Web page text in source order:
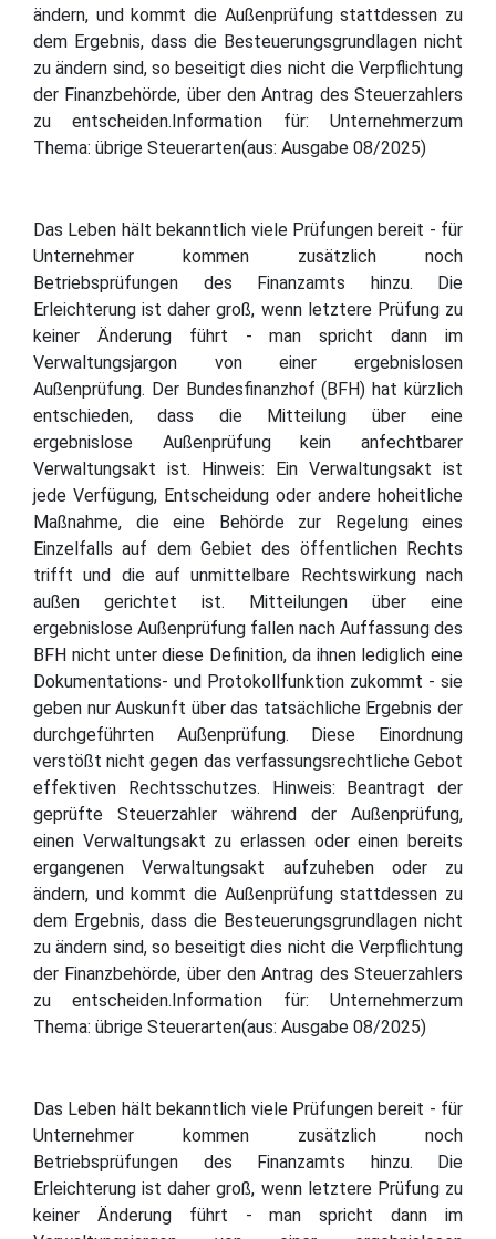
ändern, und kommt die Außenprüfung stattdessen zu
dem Ergebnis, dass die Besteuerungsgrundlagen nicht
zu ändern sind, so beseitigt dies nicht die Verpflichtung
der Finanzbehörde, über den Antrag des Steuerzahlers
zu entscheiden.Information für: Unternehmerzum
Thema: übrige Steuerarten(aus: Ausgabe 08/2025)
Das Leben hält bekanntlich viele Prüfungen bereit - für
Unternehmer kommen zusätzlich noch
Betriebsprüfungen des Finanzamts hinzu. Die
Erleichterung ist daher groß, wenn letztere Prüfung zu
keiner Änderung führt - man spricht dann im
Verwaltungsjargon von einer ergebnislosen
Außenprüfung. Der Bundesfinanzhof (BFH) hat kürzlich
entschieden, dass die Mitteilung über eine
ergebnislose Außenprüfung kein anfechtbarer
Verwaltungsakt ist. Hinweis: Ein Verwaltungsakt ist
jede Verfügung, Entscheidung oder andere hoheitliche
Maßnahme, die eine Behörde zur Regelung eines
Einzelfalls auf dem Gebiet des öffentlichen Rechts
trifft und die auf unmittelbare Rechtswirkung nach
außen gerichtet ist. Mitteilungen über eine
ergebnislose Außenprüfung fallen nach Auffassung des
BFH nicht unter diese Definition, da ihnen lediglich eine
Dokumentations- und Protokollfunktion zukommt - sie
geben nur Auskunft über das tatsächliche Ergebnis der
durchgeführten Außenprüfung. Diese Einordnung
verstößt nicht gegen das verfassungsrechtliche Gebot
effektiven Rechtsschutzes. Hinweis: Beantragt der
geprüfte Steuerzahler während der Außenprüfung,
einen Verwaltungsakt zu erlassen oder einen bereits
ergangenen Verwaltungsakt aufzuheben oder zu
ändern, und kommt die Außenprüfung stattdessen zu
dem Ergebnis, dass die Besteuerungsgrundlagen nicht
zu ändern sind, so beseitigt dies nicht die Verpflichtung
der Finanzbehörde, über den Antrag des Steuerzahlers
zu entscheiden.Information für: Unternehmerzum
Thema: übrige Steuerarten(aus: Ausgabe 08/2025)
Das Leben hält bekanntlich viele Prüfungen bereit - für
Unternehmer kommen zusätzlich noch
Betriebsprüfungen des Finanzamts hinzu. Die
Erleichterung ist daher groß, wenn letztere Prüfung zu
keiner Änderung führt - man spricht dann im